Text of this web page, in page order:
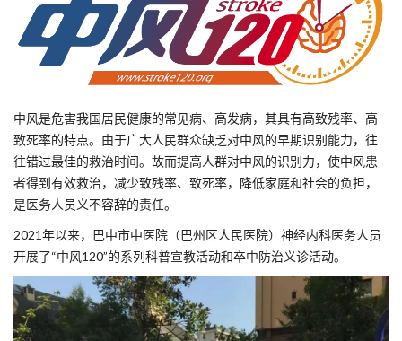
中风是危害我国居民健康的常见病、高发病，其具有高致残率、高
致死率的特点。由于广大人民群众缺乏对中风的早期识别能力，往
往错过最佳的救治时间。故而提高人群对中风的识别力，使中风患
者得到有效救治，减少致残率、致死率，降低家庭和社会的负担，
是医务人员义不容辞的责任。
2021年以来，巴中市中医院（巴州区人民医院）神经内科医务人员
开展了“中风120”的系列科普宣教活动和卒中防治义诊活动。